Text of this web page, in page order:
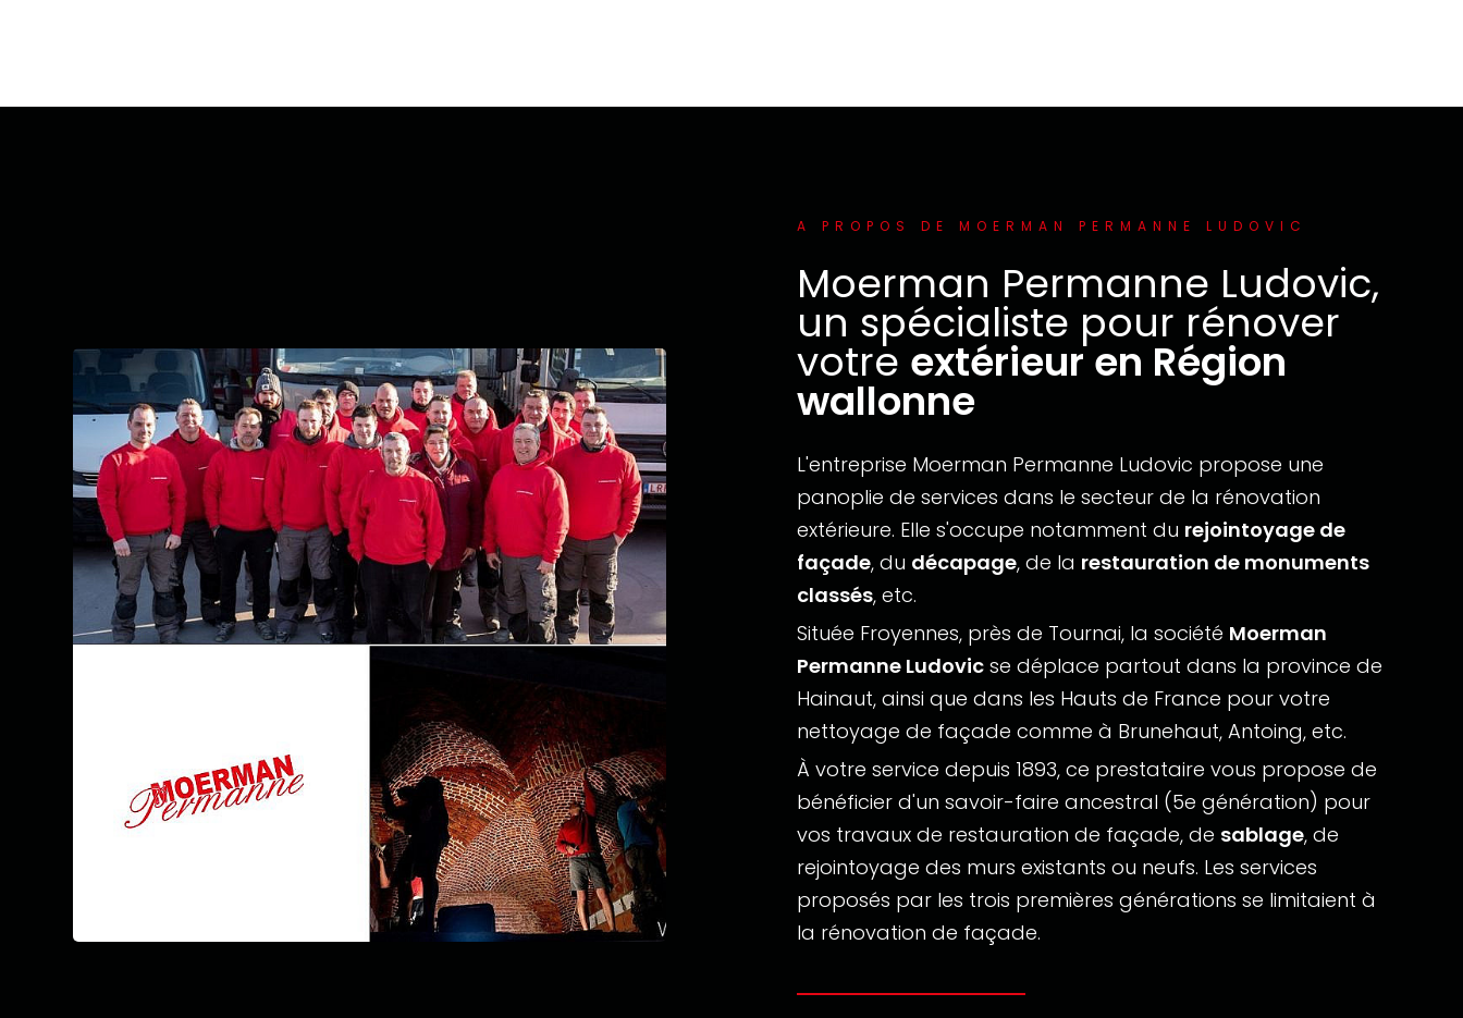
A PROPOS DE MOERMAN PERMANNE LUDOVIC
Moerman Permanne Ludovic,
un spécialiste pour rénover
votre extérieur en Région
wallonne
L'entreprise Moerman Permanne Ludovic propose une
panoplie de services dans le secteur de la rénovation
extérieure. Elle s'occupe notamment du rejointoyage de
façade, du décapage, de la restauration de monuments
classés, etc.
Située Froyennes, près de Tournai, la société Moerman
Permanne Ludovic se déplace partout dans la province de
Hainaut, ainsi que dans les Hauts de France pour votre
nettoyage de façade comme à Brunehaut, Antoing, etc.
À votre service depuis 1893, ce prestataire vous propose de
bénéficier d'un savoir-faire ancestral (5e génération) pour
vos travaux de restauration de façade, de sablage, de
rejointoyage des murs existants ou neufs. Les services
proposés par les trois premières générations se limitaient à
la rénovation de façade.